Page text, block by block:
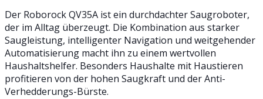
Der Roborock QV35A ist ein durchdachter Saugroboter,
der im Alltag überzeugt. Die Kombination aus starker
Saugleistung, intelligenter Navigation und weitgehender
Automatisierung macht ihn zu einem wertvollen
Haushaltshelfer. Besonders Haushalte mit Haustieren
profitieren von der hohen Saugkraft und der Anti-
Verhedderungs-Bürste.